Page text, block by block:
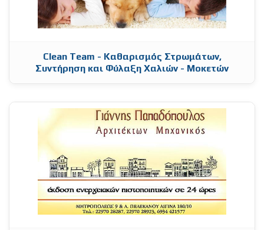
Clean Team - Καθαρισμός Στρωμάτων,
Συντήρηση και Φύλαξη Χαλιών - Μοκετών